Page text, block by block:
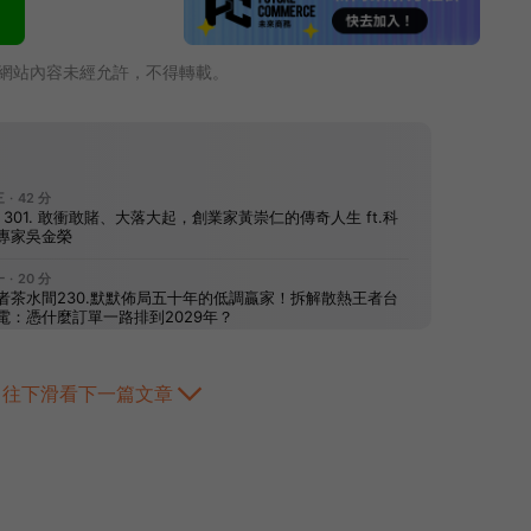
站內容未經允許，不得轉載。
往下滑看下一篇文章